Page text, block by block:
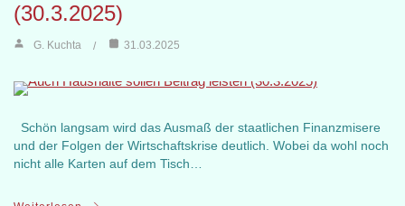
(30.3.2025)
G. Kuchta 31.03.2025
Schön langsam wird das Ausmaß der staatlichen Finanzmisere
und der Folgen der Wirtschaftskrise deutlich. Wobei da wohl noch
nicht alle Karten auf dem Tisch…